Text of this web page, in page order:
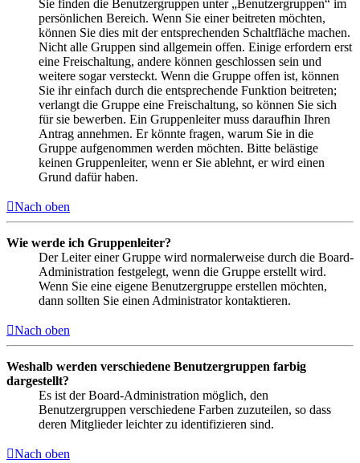
Sie finden die Benutzergruppen unter „Benutzergruppen“ im
persönlichen Bereich. Wenn Sie einer beitreten möchten,
können Sie dies mit der entsprechenden Schaltfläche machen.
Nicht alle Gruppen sind allgemein offen. Einige erfordern erst
eine Freischaltung, andere können geschlossen sein und
weitere sogar versteckt. Wenn die Gruppe offen ist, können
Sie ihr einfach durch die entsprechende Funktion beitreten;
verlangt die Gruppe eine Freischaltung, so können Sie sich
für sie bewerben. Ein Gruppenleiter muss daraufhin Ihren
Antrag annehmen. Er könnte fragen, warum Sie in die
Gruppe aufgenommen werden möchten. Bitte belästige
keinen Gruppenleiter, wenn er Sie ablehnt, er wird einen
Grund dafür haben.
Nach oben
Wie werde ich Gruppenleiter?
Der Leiter einer Gruppe wird normalerweise durch die Board-
Administration festgelegt, wenn die Gruppe erstellt wird.
Wenn Sie eine eigene Benutzergruppe erstellen möchten,
dann sollten Sie einen Administrator kontaktieren.
Nach oben
Weshalb werden verschiedene Benutzergruppen farbig
dargestellt?
Es ist der Board-Administration möglich, den
Benutzergruppen verschiedene Farben zuzuteilen, so dass
deren Mitglieder leichter zu identifizieren sind.
Nach oben